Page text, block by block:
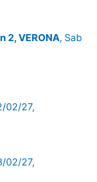
2, VERONA, Sab
02/27,
02/27,